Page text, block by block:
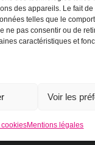
des appareils. Le fait
telles que le
ne pas consentir ou de
caractéristiques et
Voir les
cookiesMentions légales